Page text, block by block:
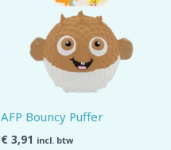
AFP Bouncy Puffer
€ 3,91 incl. btw